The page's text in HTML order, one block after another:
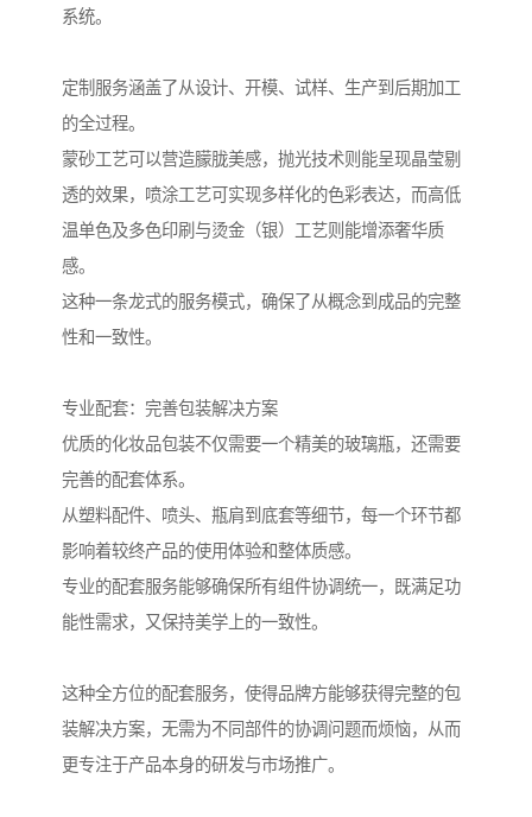
系统。
定制服务涵盖了从设计、开模、试样、生产到后期加工
的全过程。
蒙砂工艺可以营造朦胧美感，抛光技术则能呈现晶莹剔
透的效果，喷涂工艺可实现多样化的色彩表达，而高低
温单色及多色印刷与烫金（银）工艺则能增添奢华质
感。
这种一条龙式的服务模式，确保了从概念到成品的完整
性和一致性。
专业配套：完善包装解决方案
优质的化妆品包装不仅需要一个精美的玻璃瓶，还需要
完善的配套体系。
从塑料配件、喷头、瓶肩到底套等细节，每一个环节都
影响着较终产品的使用体验和整体质感。
专业的配套服务能够确保所有组件协调统一，既满足功
能性需求，又保持美学上的一致性。
这种全方位的配套服务，使得品牌方能够获得完整的包
装解决方案，无需为不同部件的协调问题而烦恼，从而
更专注于产品本身的研发与市场推广。